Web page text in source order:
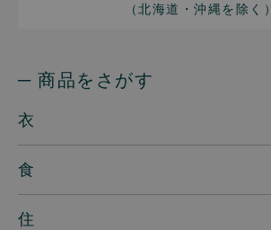
（北海道・沖縄を除く）
─ 商品をさがす
衣
食
住